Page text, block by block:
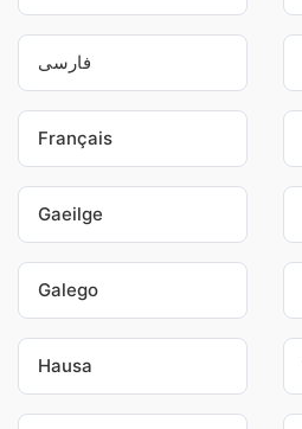
فارسی
Français
Gaeilge
Galego
Hausa